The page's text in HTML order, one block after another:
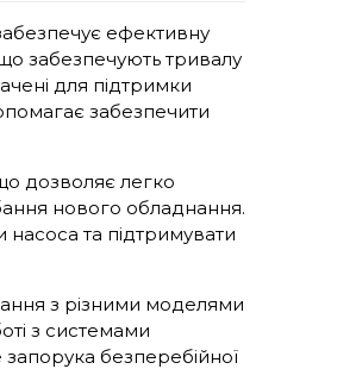
ефективну
забезпечують тривалу
для підтримки
забезпечити
дозволяє легко
нового обладнання.
та підтримувати
з різними моделями
з системами
безперебійної